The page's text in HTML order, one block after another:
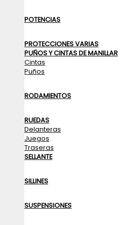
POTENCIAS
PROTECCIONES VARIAS
PUÑOS Y CINTAS DE MANILLAR
Cintas
Puños
RODAMIENTOS
RUEDAS
Delanteras
Juegos
Traseras
SELLANTE
SILLINES
SUSPENSIONES